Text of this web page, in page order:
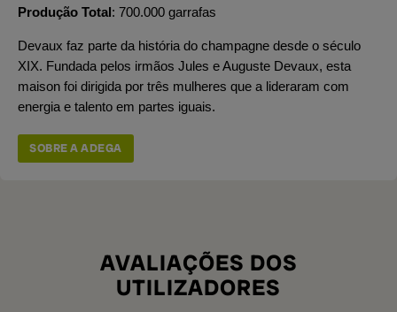
Produção Total 700.000 garrafas
Devaux faz parte da história do champagne desde o século
XIX. Fundada pelos irmãos Jules e Auguste Devaux, esta
maison foi dirigida por três mulheres que a lideraram com
energia e talento em partes iguais.
SOBRE A ADEGA
AVALIAÇÕES DOS
UTILIZADORES